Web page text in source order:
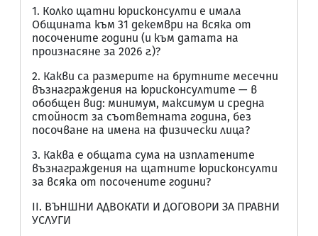
1. Колко щатни юрисконсулти е имала
Общината към 31 декември на всяка от
посочените години (и към датата на
произнасяне за 2026 г.)?
2. Какви са размерите на брутните месечни
възнаграждения на юрисконсултите — в
обобщен вид: минимум, максимум и средна
стойност за съответната година, без
посочване на имена на физически лица?
3. Каква е общата сума на изплатените
възнаграждения на щатните юрисконсулти
за всяка от посочените години?
II. ВЪНШНИ АДВОКАТИ И ДОГОВОРИ ЗА ПРАВНИ
УСЛУГИ